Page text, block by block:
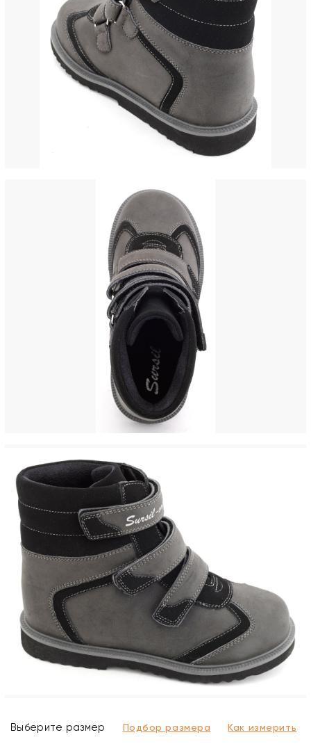
Выберите размер Подбор размера Как измерить